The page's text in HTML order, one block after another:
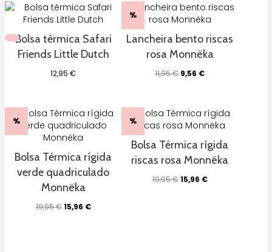
Bolsa térmica Safari
Friends Little Dutch
12,95€
%
Lancheira bento riscas
rosa Monnëka
11,95€ O
11,95 €.
9,56 €O
9,56 €.
%
Bolsa Térmica rígida
verde quadriculado
Monnëka
19,95€O
15,96 €O
%
Bolsa Térmica rígida
riscas rosa Monnëka
19,95€O
15,96 €O